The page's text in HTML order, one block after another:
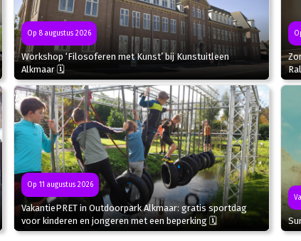
Op 8 augustus 2026
Workshop ‘Filosoferen met Kunst’ bij Kunstuitleen
Alkmaar 🗓
Op 11 augustus 2026
VakantiePRET in Outdoorpark Alkmaar: gratis sportdag
voor kinderen en jongeren met een beperking 🗓